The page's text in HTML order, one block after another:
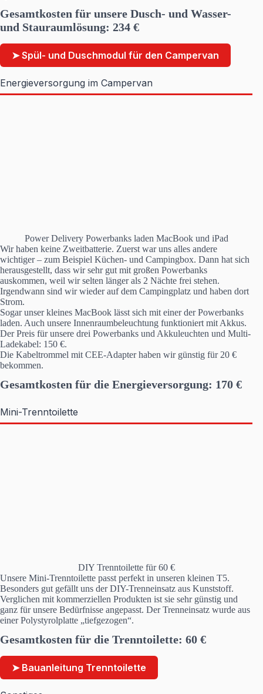
Gesamtkosten für unsere Dusch- und Wasser-
und Stauraumlösung: 234 €
➤ Spül- und Duschmodul für den Campervan
Energieversorgung im Campervan
Power Delivery Powerbanks laden MacBook und iPad
Wir haben keine Zweitbatterie. Zuerst war uns alles andere
wichtiger – zum Beispiel Küchen- und Campingbox. Dann hat sich
herausgestellt, dass wir sehr gut mit großen Powerbanks
auskommen, weil wir selten länger als 2 Nächte frei stehen.
Irgendwann sind wir wieder auf dem Campingplatz und haben dort
Strom.
Sogar unser kleines MacBook lässt sich mit einer der Powerbanks
laden. Auch unsere Innenraumbeleuchtung funktioniert mit Akkus.
Der Preis für unsere drei Powerbanks und Akkuleuchten und Multi-
Ladekabel: 150 €.
Die Kabeltrommel mit CEE-Adapter haben wir günstig für 20 €
bekommen.
Gesamtkosten für die Energieversorgung: 170 €
Mini-Trenntoilette
DIY Trenntoilette für 60 €
Unsere Mini-Trenntoilette passt perfekt in unseren kleinen T5.
Besonders gut gefällt uns der DIY-Trenneinsatz aus Kunststoff.
Verglichen mit kommerziellen Produkten ist sie sehr günstig und
ganz für unsere Bedürfnisse angepasst. Der Trenneinsatz wurde aus
einer Polystyrolplatte „tiefgezogen“.
Gesamtkosten für die Trenntoilette: 60 €
➤ Bauanleitung Trenntoilette